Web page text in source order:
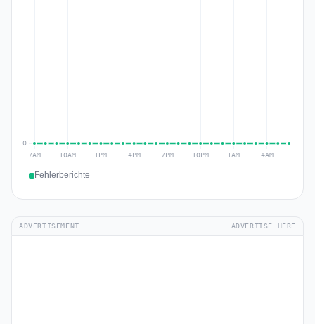
Fehlerberichte
ADVERTISEMENT ADVERTISE HERE